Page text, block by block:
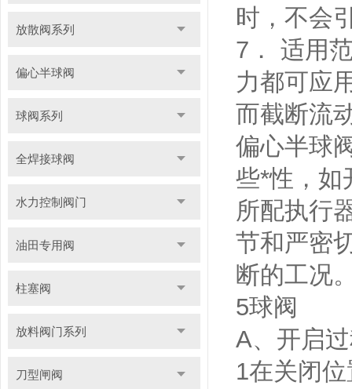
放散阀系列
偏心半球阀
球阀系列
全焊接球阀
水力控制阀门
油田专用阀
柱塞阀
放料阀门系列
刀型闸阀
时，不会
7． 适用
力都可应
而截断流
偏心半球
些*性，如
所配执行
节和严密
断的工况
5球阀
A、开启
1在关闭